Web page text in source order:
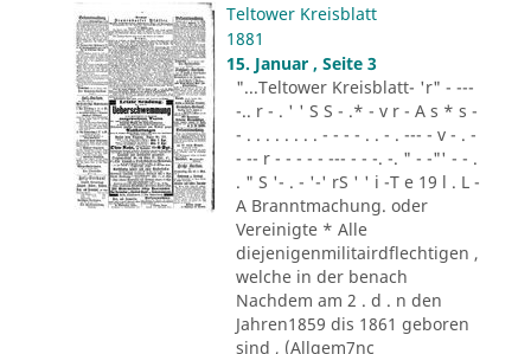
Teltower Kreisblatt
1881
15. Januar , Seite 3
"...Teltower Kreisblatt- 'r" - ---
-.. r - . ' ' S S - .* - v r - A s * s -
- . . . . . . . . - - - - . . - . --- - v - . -
- -- r - - - - - --- - - -. -. " - -"' - - .
. " S '- . - '-' rS ' ' i -T e 19 l . L -
A Branntmachung. oder
Vereinigte * Alle
diejenigenmilitairdflechtigen ,
welche in der benach
Nachdem am 2 . d . n den
Jahren1859 dis 1861 geboren
sind , (Allgem7nc